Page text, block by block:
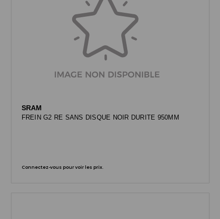
SRAM
FREIN G2 RE SANS DISQUE NOIR DURITE 950MM
Connectez-vous pour voir les prix.